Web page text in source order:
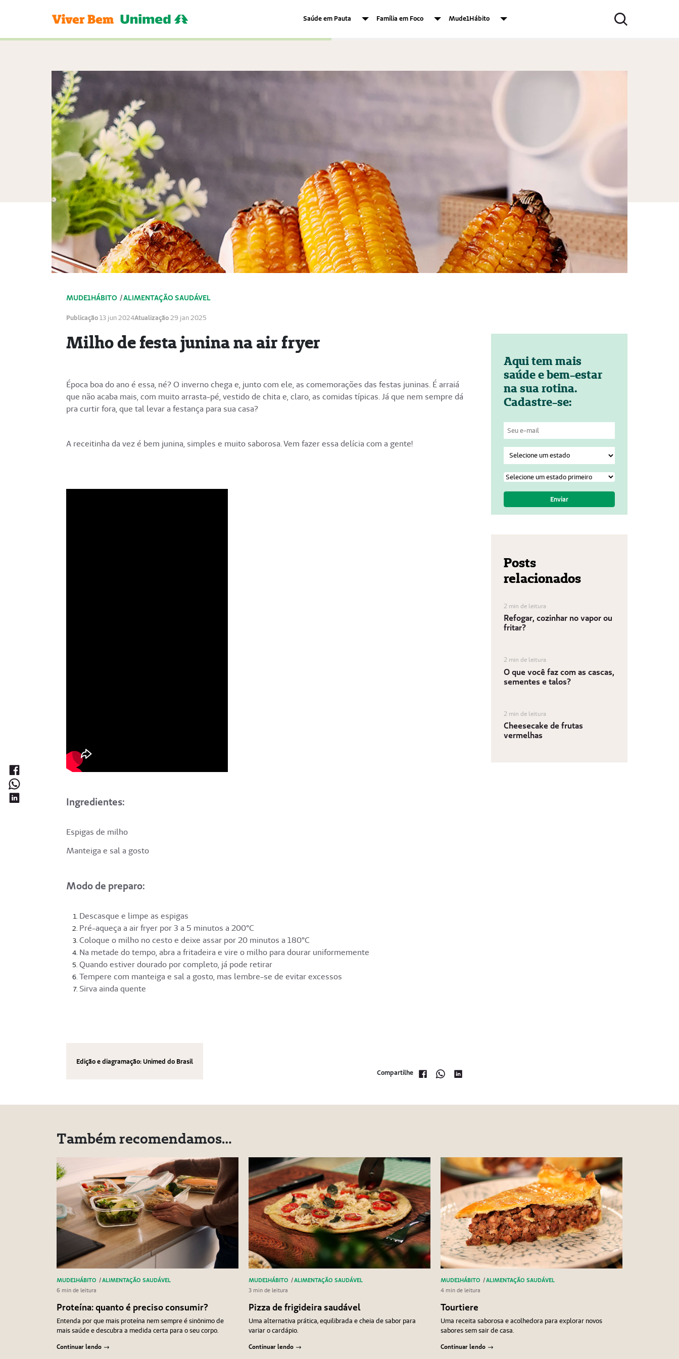
Saúde em Pauta Família em Foco Mude1Hábito
MUDE1HÁBITO /ALIMENTAÇÃO SAUDÁVEL
Publicação13 jun 2024Atualização29 jan 2025
Milho de festa junina na air fryer
Época boa do ano é essa, né? O inverno chega e, junto com ele, as comemorações das festas juninas. É arraiá
que não acaba mais, com muito arrasta-pé, vestido de chita e, claro, as comidas típicas. Já que nem sempre dá
pra curtir fora, que tal levar a festança para sua casa?
A receitinha da vez é bem junina, simples e muito saborosa. Vem fazer essa delícia com a gente!
Ingredientes:
Espigas de milho
Manteiga e sal a gosto
Modo de preparo:
Descasque e limpe as espigas
Pré-aqueça a air fryer por 3 a 5 minutos a 200°C
Coloque o milho no cesto e deixe assar por 20 minutos a 180°C
Na metade do tempo, abra a fritadeira e vire o milho para dourar uniformemente
Quando estiver dourado por completo, já pode retirar
Tempere com manteiga e sal a gosto, mas lembre-se de evitar excessos
Sirva ainda quente
Edição e diagramação: Unimed do Brasil
Compartilhe
Aqui tem mais
saúde e bem-estar
na sua rotina.
Cadastre-se:
Posts
relacionados
2 min de leitura
Refogar, cozinhar no vapor ou
fritar?
2 min de leitura
O que você faz com as cascas,
sementes e talos?
2 min de leitura
Cheesecake de frutas
vermelhas
Também recomendamos…
MUDE1HÁBITO /ALIMENTAÇÃO SAUDÁVEL
6 min de leitura
Proteína: quanto é preciso consumir?
Entenda por que mais proteína nem sempre é sinônimo de
mais saúde e descubra a medida certa para o seu corpo.
Continuar lendo
MUDE1HÁBITO /ALIMENTAÇÃO SAUDÁVEL
3 min de leitura
Pizza de frigideira saudável
Uma alternativa prática, equilibrada e cheia de sabor para
variar o cardápio.
Continuar lendo
MUDE1HÁBITO /ALIMENTAÇÃO SAUDÁVEL
4 min de leitura
Tourtiere
Uma receita saborosa e acolhedora para explorar novos
sabores sem sair de casa.
Continuar lendo